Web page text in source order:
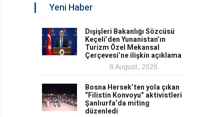
Yeni Haber
Dışişleri Bakanlığı Sözcüsü
Keçeli’den Yunanistan’ın
Turizm Özel Mekansal
Çerçevesi’ne ilişkin açıklama
8 August, 2026
Bosna Hersek’ten yola çıkan
“Filistin Konvoyu” aktivistleri
Şanlıurfa’da miting
düzenledi